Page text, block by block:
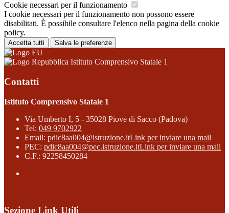
Cookie necessari per il funzionamento
I cookie necessari per il funzionamento non possono essere
disabilitati. È possibile consultare l'elenco nella pagina della cookie
policy.
Accetta tutti Salva le preferenze
Istituto Comprensivo Statale 1
Contatti
Istituto Comprensivo Statale 1
Via Umberto I, 5 - 35028 Piove di Sacco (Padova)
Tel: 049 9702922
Email: pdic8aa004@istruzione.itLink per inviare una mail
PEC: pdic8aa004@pec.istruzione.itLink per inviare una mail
C.F.: 92258450284
Sezione Link Utili